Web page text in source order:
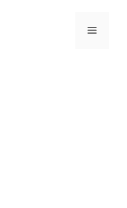
Menu